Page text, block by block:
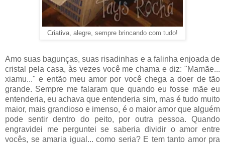
Criativa, alegre, sempre brincando com tudo!
Amo suas bagunças, suas risadinhas e a falinha enjoada de
cristal pela casa, às vezes você me chama e diz: "Mamãe...
xiamu..." e então meu amor por você chega a doer de tão
grande. Sempre me falaram que quando eu fosse mãe eu
entenderia, eu achava que entenderia sim, mas é tudo muito
maior, mais grandioso e imenso, é o maior amor que alguém
pode sentir dentro do peito, por outra pessoa. Quando
engravidei me perguntei se saberia dividir o amor entre
vocês, se amaria igual... como seria? E tem tanto amor pra